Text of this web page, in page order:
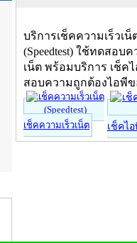
บริการเช็คความเร็วเน็
(Speedtest) ใช้ทดสอบค
เน็ต พร้อมบริการ เช็ค
สอบความถูกต้องไอพี
เช็คความเร็วเน็ต เช็คไ